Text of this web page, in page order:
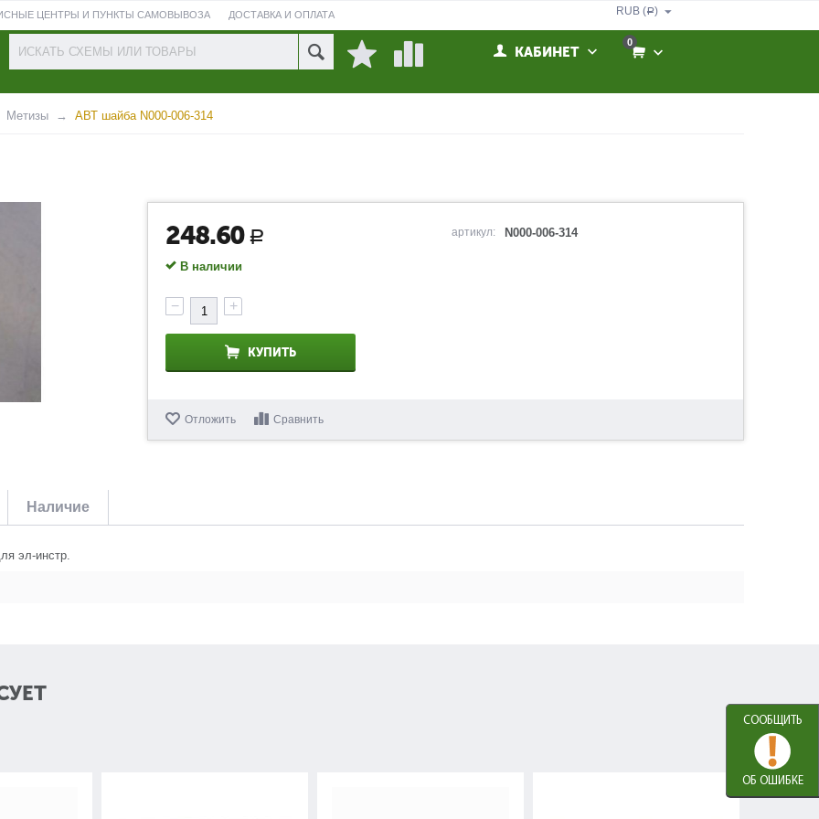
ЦЕНТРЫ И ПУНКТЫ САМОВЫВОЗА ДОСТАВКА И ОПЛАТА
ПРОВЕРИТЬ СОСТОЯНИЕ РЕМОНТА
RUB (Р)
КАБИНЕТ
0
Метизы АВТ шайба N000-006-314
248.60 Р
В наличии
+
−
КУПИТЬ
артикул: N000-006-314
Отложить Сравнить
Наличие
эл-инстр.
СООБЩИТЬ
ОБ ОШИБКЕ